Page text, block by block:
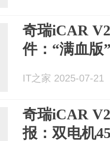
奇瑞iCAR
件：“满血版
IT之家 2025-07-21
奇瑞iCAR
报：双电机